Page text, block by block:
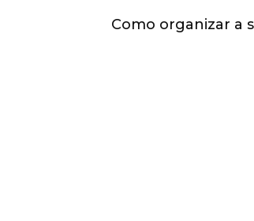
Como organizar a